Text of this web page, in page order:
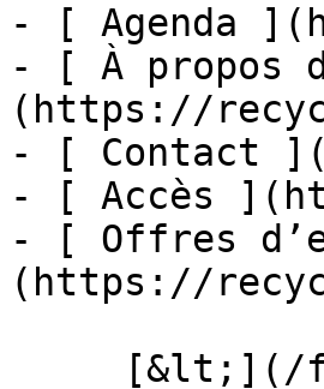
- [ Agenda
- [ À propos
(https://
- [ Contact
- [ Accès
- [ Offres
(https://